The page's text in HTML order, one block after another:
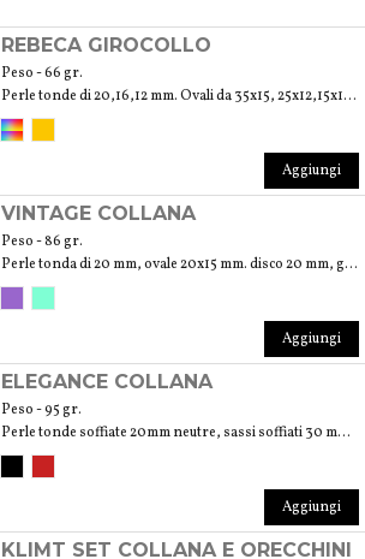
REBECA GIROCOLLO
Peso - 66 gr.
Perle tonde di 20,16,12 mm. Ovali da 35x15, 25x12,15x10 mm. Biconi 25,20,15 mm
Aggiungi
VINTAGE COLLANA
Peso - 86 gr.
Perle tonda di 20 mm, ovale 20x15 mm. disco 20 mm, goccia 25x15 mm, cilindro 25x12 mm
Aggiungi
ELEGANCE COLLANA
Peso - 95 gr.
Perle tonde soffiate 20mm neutre, sassi soffiati 30 mm foglia oro 24Kt. Tonde piene trasparenti mm10
Aggiungi
KLIMT SET COLLANA E ORECCHINI